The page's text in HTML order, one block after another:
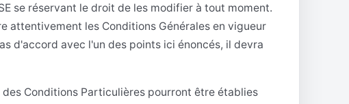
se réservant le droit de les modifier à tout moment.
attentivement les Conditions Générales en vigueur
d'accord avec l'un des points ici énoncés, il devra
Conditions Particulières pourront être établies